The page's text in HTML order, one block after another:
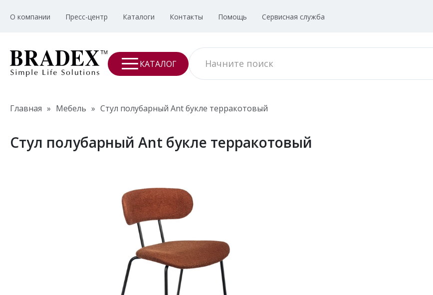
О компании Пресс-центр Каталоги Контакты Помощь Сервисная служба
КАТАЛОГ
Главная » Мебель » Стул полубарный Ant букле терракотовый
Стул полубарный Ant букле терракотовый